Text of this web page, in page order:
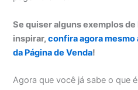
Se quiser alguns exemplos
inspirar,confira agora mesmo
da Página de Venda!
Agora que você já sabe o que